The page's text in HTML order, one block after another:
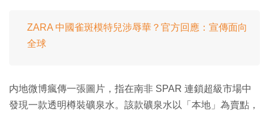
ZARA 中國雀斑模特兒涉辱華？官方回應：宣傳面向
全球
内地微博瘋傳一張圖片，指在南非 SPAR 連鎖超級市場中
發現一款透明樽裝礦泉水。該款礦泉水以「本地」為賣點，